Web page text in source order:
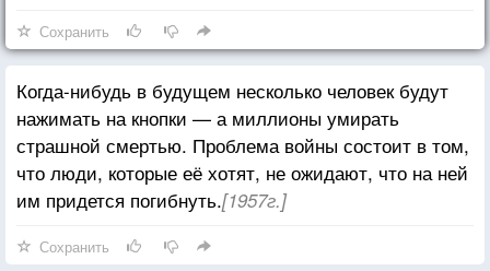
чтобы убивать, а не выживать. Поэтому лишь
мертвые могли бы рассказать нам правду о войне.
Слова выживших не могут передать её полностью,
а фильмы иногда могут. Наше зрение более
обманчиво, чем слово.
Сохранить
Когда-нибудь в будущем несколько человек будут
нажимать на кнопки — а миллионы умирать
страшной смертью. Проблема войны состоит в том,
что люди, которые её хотят, не ожидают, что на ней
им придется погибнуть.[1957г.]
Сохранить